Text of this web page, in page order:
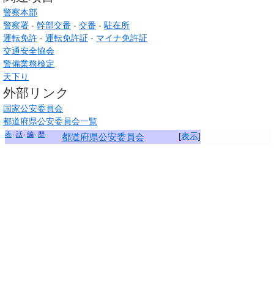
警察本部
警察署 - 幹部交番 - 交番 -駐在所
運転免許 - 運転免許証 - マイナ免許証
交通安全協会
警備業務検定
天下り
外部リンク
国家公安委員会
都道府県公安委員会一覧
[表示]
表 話 編 歴 都道府県公安委員会